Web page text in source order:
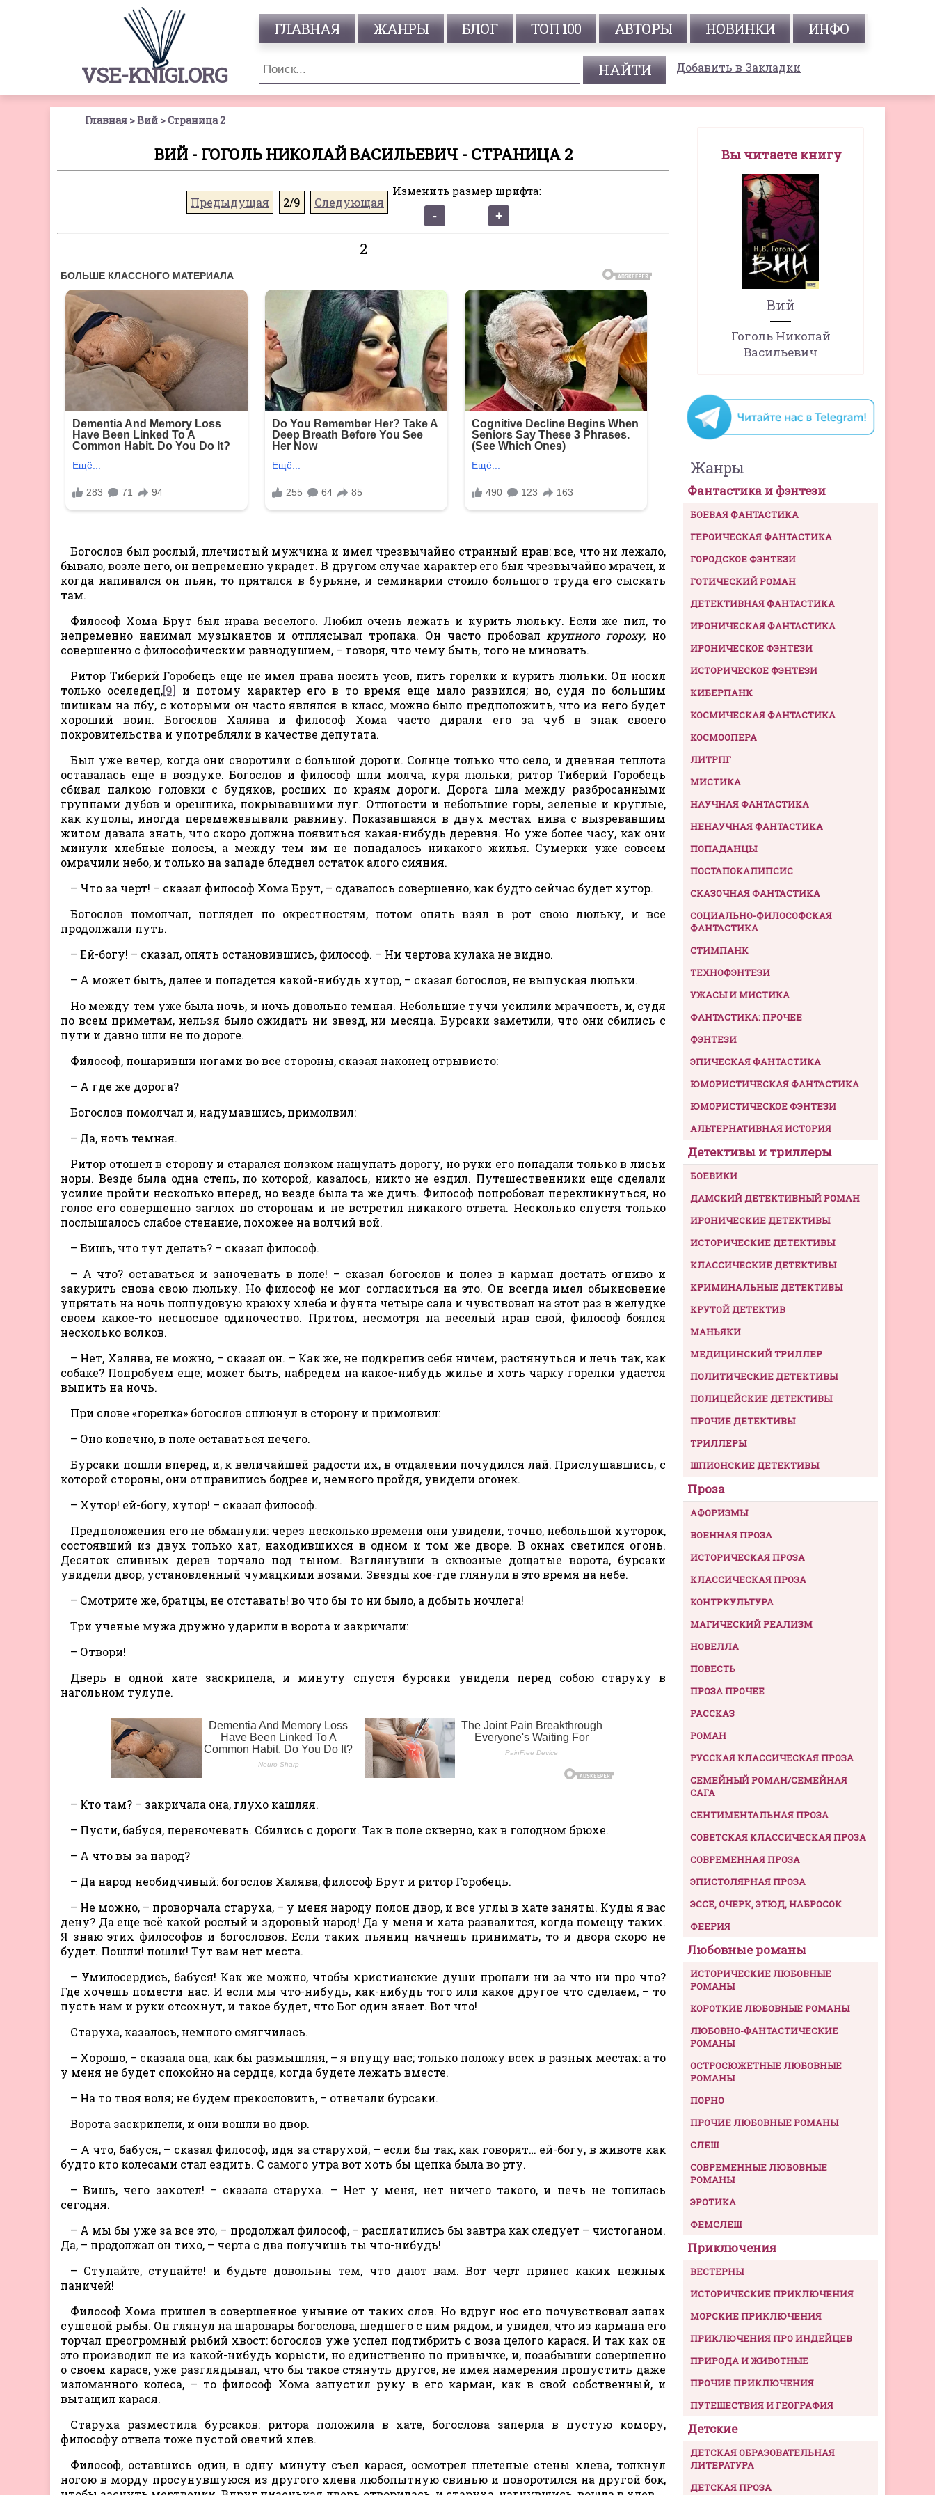
VSE-KNIGI.ORG
ГЛАВНАЯ ЖАНРЫ БЛОГ ТОП 100 АВТОРЫ НОВИНКИ ИНФО
Добавить в Закладки
Главная Вий Страница 2
ВИЙ - ГОГОЛЬ НИКОЛАЙ ВАСИЛЬЕВИЧ - СТРАНИЦА 2
Предыдущая 2/9 Следующая
Изменить размер шрифта:
2
Богослов был рослый, плечистый мужчина и имел чрезвычайно странный нрав: все, что ни лежало,
бывало, возле него, он непременно украдет. В другом случае характер его был чрезвычайно мрачен, и
когда напивался он пьян, то прятался в бурьяне, и семинарии стоило большого труда его сыскать
там.
Философ Хома Брут был нрава веселого. Любил очень лежать и курить люльку. Если же пил, то
непременно нанимал музыкантов и отплясывал тропака. Он часто пробовал крупного гороху, но
совершенно с философическим равнодушием, – говоря, что чему быть, того не миновать.
Ритор Тиберий Горобець еще не имел права носить усов, пить горелки и курить люльки. Он носил
только оселедец,[9] и потому характер его в то время еще мало развился; но, судя по большим
шишкам на лбу, с которыми он часто являлся в класс, можно было предположить, что из него будет
хороший воин. Богослов Халява и философ Хома часто дирали его за чуб в знак своего
покровительства и употребляли в качестве депутата.
Был уже вечер, когда они своротили с большой дороги. Солнце только что село, и дневная теплота
оставалась еще в воздухе. Богослов и философ шли молча, куря люльки; ритор Тиберий Горобець
сбивал палкою головки с будяков, росших по краям дороги. Дорога шла между разбросанными
группами дубов и орешника, покрывавшими луг. Отлогости и небольшие горы, зеленые и круглые,
как куполы, иногда перемежевывали равнину. Показавшаяся в двух местах нива с вызревавшим
житом давала знать, что скоро должна появиться какая-нибудь деревня. Но уже более часу, как они
минули хлебные полосы, а между тем им не попадалось никакого жилья. Сумерки уже совсем
омрачили небо, и только на западе бледнел остаток алого сияния.
– Что за черт! – сказал философ Хома Брут, – сдавалось совершенно, как будто сейчас будет хутор.
Богослов помолчал, поглядел по окрестностям, потом опять взял в рот свою люльку, и все
продолжали путь.
– Ей-богу! – сказал, опять остановившись, философ. – Ни чертова кулака не видно.
– А может быть, далее и попадется какой-нибудь хутор, – сказал богослов, не выпуская люльки.
Но между тем уже была ночь, и ночь довольно темная. Небольшие тучи усилили мрачность, и, судя
по всем приметам, нельзя было ожидать ни звезд, ни месяца. Бурсаки заметили, что они сбились с
пути и давно шли не по дороге.
Философ, пошаривши ногами во все стороны, сказал наконец отрывисто:
– А где же дорога?
Богослов помолчал и, надумавшись, примолвил:
– Да, ночь темная.
Ритор отошел в сторону и старался ползком нащупать дорогу, но руки его попадали только в лисьи
норы. Везде была одна степь, по которой, казалось, никто не ездил. Путешественники еще сделали
усилие пройти несколько вперед, но везде была та же дичь. Философ попробовал перекликнуться, но
голос его совершенно заглох по сторонам и не встретил никакого ответа. Несколько спустя только
послышалось слабое стенание, похожее на волчий вой.
– Вишь, что тут делать? – сказал философ.
– А что? оставаться и заночевать в поле! – сказал богослов и полез в карман достать огниво и
закурить снова свою люльку. Но философ не мог согласиться на это. Он всегда имел обыкновение
упрятать на ночь полпудовую краюху хлеба и фунта четыре сала и чувствовал на этот раз в желудке
своем какое-то несносное одиночество. Притом, несмотря на веселый нрав свой, философ боялся
несколько волков.
– Нет, Халява, не можно, – сказал он. – Как же, не подкрепив себя ничем, растянуться и лечь так, как
собаке? Попробуем еще; может быть, набредем на какое-нибудь жилье и хоть чарку горелки удастся
выпить на ночь.
При слове «горелка» богослов сплюнул в сторону и примолвил:
– Оно конечно, в поле оставаться нечего.
Бурсаки пошли вперед, и, к величайшей радости их, в отдалении почудился лай. Прислушавшись, с
которой стороны, они отправились бодрее и, немного пройдя, увидели огонек.
– Хутор! ей-богу, хутор! – сказал философ.
Предположения его не обманули: через несколько времени они увидели, точно, небольшой хуторок,
состоявший из двух только хат, находившихся в одном и том же дворе. В окнах светился огонь.
Десяток сливных дерев торчало под тыном. Взглянувши в сквозные дощатые ворота, бурсаки
увидели двор, установленный чумацкими возами. Звезды кое-где глянули в это время на небе.
– Смотрите же, братцы, не отставать! во что бы то ни было, а добыть ночлега!
Три ученые мужа дружно ударили в ворота и закричали:
– Отвори!
Дверь в одной хате заскрипела, и минуту спустя бурсаки увидели перед собою старуху в
нагольном тулупе.
– Кто там? – закричала она, глухо кашляя.
– Пусти, бабуся, переночевать. Сбились с дороги. Так в поле скверно, как в голодном брюхе.
– А что вы за народ?
– Да народ необидчивый: богослов Халява, философ Брут и ритор Горобець.
– Не можно, – проворчала старуха, – у меня народу полон двор, и все углы в хате заняты. Куды я вас
дену? Да еще всё какой рослый и здоровый народ! Да у меня и хата развалится, когда помещу таких.
Я знаю этих философов и богословов. Если таких пьяниц начнешь принимать, то и двора скоро не
будет. Пошли! пошли! Тут вам нет места.
– Умилосердись, бабуся! Как же можно, чтобы христианские души пропали ни за что ни про что?
Где хочешь помести нас. И если мы что-нибудь, как-нибудь того или какое другое что сделаем, – то
пусть нам и руки отсохнут, и такое будет, что Бог один знает. Вот что!
Старуха, казалось, немного смягчилась.
– Хорошо, – сказала она, как бы размышляя, – я впущу вас; только положу всех в разных местах: а то
у меня не будет спокойно на сердце, когда будете лежать вместе.
– На то твоя воля; не будем прекословить, – отвечали бурсаки.
Ворота заскрипели, и они вошли во двор.
– А что, бабуся, – сказал философ, идя за старухой, – если бы так, как говорят… ей-богу, в животе как
будто кто колесами стал ездить. С самого утра вот хоть бы щепка была во рту.
– Вишь, чего захотел! – сказала старуха. – Нет у меня, нет ничего такого, и печь не топилась
сегодня.
– А мы бы уже за все это, – продолжал философ, – расплатились бы завтра как следует – чистоганом.
Да, – продолжал он тихо, – черта с два получишь ты что-нибудь!
– Ступайте, ступайте! и будьте довольны тем, что дают вам. Вот черт принес каких нежных
паничей!
Философ Хома пришел в совершенное уныние от таких слов. Но вдруг нос его почувствовал запах
сушеной рыбы. Он глянул на шаровары богослова, шедшего с ним рядом, и увидел, что из кармана его
торчал преогромный рыбий хвост: богослов уже успел подтибрить с воза целого карася. И так как он
это производил не из какой-нибудь корысти, но единственно по привычке, и, позабывши совершенно
о своем карасе, уже разглядывал, что бы такое стянуть другое, не имея намерения пропустить даже
изломанного колеса, – то философ Хома запустил руку в его карман, как в свой собственный, и
вытащил карася.
Старуха разместила бурсаков: ритора положила в хате, богослова заперла в пустую комору,
философу отвела тоже пустой овечий хлев.
Философ, оставшись один, в одну минуту съел карася, осмотрел плетеные стены хлева, толкнул
ногою в морду просунувшуюся из другого хлева любопытную свинью и поворотился на другой бок,
Вы читаете книгу
Вий
Гоголь Николай
Васильевич
Жанры
Фантастика и фэнтези
БОЕВАЯ ФАНТАСТИКА
ГЕРОИЧЕСКАЯ ФАНТАСТИКА
ГОРОДСКОЕ ФЭНТЕЗИ
ГОТИЧЕСКИЙ РОМАН
ДЕТЕКТИВНАЯ ФАНТАСТИКА
ИРОНИЧЕСКАЯ ФАНТАСТИКА
ИРОНИЧЕСКОЕ ФЭНТЕЗИ
ИСТОРИЧЕСКОЕ ФЭНТЕЗИ
КИБЕРПАНК
КОСМИЧЕСКАЯ ФАНТАСТИКА
КОСМООПЕРА
ЛИТРПГ
МИСТИКА
НАУЧНАЯ ФАНТАСТИКА
НЕНАУЧНАЯ ФАНТАСТИКА
ПОПАДАНЦЫ
ПОСТАПОКАЛИПСИС
СКАЗОЧНАЯ ФАНТАСТИКА
СОЦИАЛЬНО-ФИЛОСОФСКАЯ
ФАНТАСТИКА
СТИМПАНК
ТЕХНОФЭНТЕЗИ
УЖАСЫ И МИСТИКА
ФАНТАСТИКА: ПРОЧЕЕ
ФЭНТЕЗИ
ЭПИЧЕСКАЯ ФАНТАСТИКА
ЮМОРИСТИЧЕСКАЯ ФАНТАСТИКА
ЮМОРИСТИЧЕСКОЕ ФЭНТЕЗИ
АЛЬТЕРНАТИВНАЯ ИСТОРИЯ
Детективы и триллеры
БОЕВИКИ
ДАМСКИЙ ДЕТЕКТИВНЫЙ РОМАН
ИРОНИЧЕСКИЕ ДЕТЕКТИВЫ
ИСТОРИЧЕСКИЕ ДЕТЕКТИВЫ
КЛАССИЧЕСКИЕ ДЕТЕКТИВЫ
КРИМИНАЛЬНЫЕ ДЕТЕКТИВЫ
КРУТОЙ ДЕТЕКТИВ
МАНЬЯКИ
МЕДИЦИНСКИЙ ТРИЛЛЕР
ПОЛИТИЧЕСКИЕ ДЕТЕКТИВЫ
ПОЛИЦЕЙСКИЕ ДЕТЕКТИВЫ
ПРОЧИЕ ДЕТЕКТИВЫ
ТРИЛЛЕРЫ
ШПИОНСКИЕ ДЕТЕКТИВЫ
Проза
АФОРИЗМЫ
ВОЕННАЯ ПРОЗА
ИСТОРИЧЕСКАЯ ПРОЗА
КЛАССИЧЕСКАЯ ПРОЗА
КОНТРКУЛЬТУРА
МАГИЧЕСКИЙ РЕАЛИЗМ
НОВЕЛЛА
ПОВЕСТЬ
ПРОЗА ПРОЧЕЕ
РАССКАЗ
РОМАН
РУССКАЯ КЛАССИЧЕСКАЯ ПРОЗА
СЕМЕЙНЫЙ РОМАН/СЕМЕЙНАЯ
САГА
СЕНТИМЕНТАЛЬНАЯ ПРОЗА
СОВЕТСКАЯ КЛАССИЧЕСКАЯ ПРОЗА
СОВРЕМЕННАЯ ПРОЗА
ЭПИСТОЛЯРНАЯ ПРОЗА
ЭССЕ, ОЧЕРК, ЭТЮД, НАБРОСОК
ФЕЕРИЯ
Любовные романы
ИСТОРИЧЕСКИЕ ЛЮБОВНЫЕ
РОМАНЫ
КОРОТКИЕ ЛЮБОВНЫЕ РОМАНЫ
ЛЮБОВНО-ФАНТАСТИЧЕСКИЕ
РОМАНЫ
ОСТРОСЮЖЕТНЫЕ ЛЮБОВНЫЕ
РОМАНЫ
ПОРНО
ПРОЧИЕ ЛЮБОВНЫЕ РОМАНЫ
СЛЕШ
СОВРЕМЕННЫЕ ЛЮБОВНЫЕ
РОМАНЫ
ЭРОТИКА
ФЕМСЛЕШ
Приключения
ВЕСТЕРНЫ
ИСТОРИЧЕСКИЕ ПРИКЛЮЧЕНИЯ
МОРСКИЕ ПРИКЛЮЧЕНИЯ
ПРИКЛЮЧЕНИЯ ПРО ИНДЕЙЦЕВ
ПРИРОДА И ЖИВОТНЫЕ
ПРОЧИЕ ПРИКЛЮЧЕНИЯ
ПУТЕШЕСТВИЯ И ГЕОГРАФИЯ
Детские
ДЕТСКАЯ ОБРАЗОВАТЕЛЬНАЯ
ЛИТЕРАТУРА
ДЕТСКАЯ ПРОЗА